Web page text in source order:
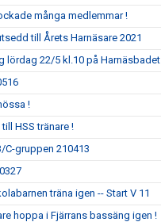
många medlemmar !
till Årets Harnäsare 2021
lördag 22/5 kl.10 på Harnäsbadet
!
HSS tränare !
C-gruppen 210413
träna igen -- Start V 11
hoppa i Fjärrans bassäng igen !